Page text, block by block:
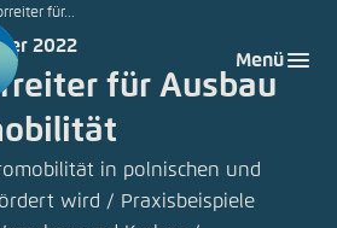
Menü
für...
2022
für Ausbau
in polnischen und
wird / Praxisbeispiele
..., ... und ... zu verwalten.
der Webseite
ihr Farbschema basierend
an. Wählen Sie aus,